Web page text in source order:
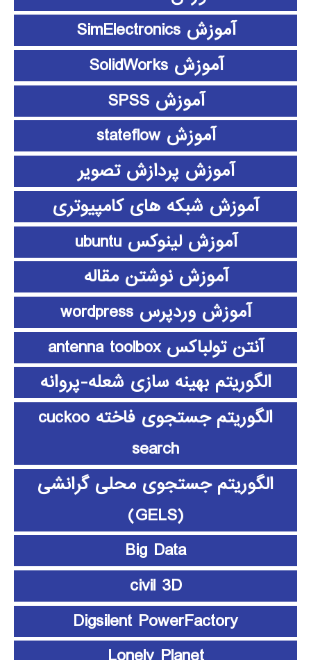
آموزش SimElectronics
آموزش SolidWorks
آموزش SPSS
آموزش stateflow
آموزش پردازش تصویر
آموزش شبکه های کامپیوتری
آموزش لینوکس ubuntu
آموزش نوشتن مقاله
آموزش وردپرس wordpress
آنتن تولباکس antenna toolbox
الگوریتم بهینه سازی شعله-پروانه
الگوریتم جستجوی فاخته cuckoo
search
الگوریتم جستجوی محلی گرانشی
(GELS)
Big Data
civil 3D
Digsilent PowerFactory